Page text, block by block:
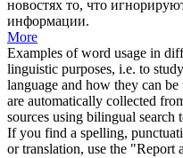
новостях то, что
информации.
More
Examples of word usage in
linguistic purposes, i.e. to
language and how they can
are automatically collected
sources using bilingual search
If you find a spelling,
or translation, use the "Report